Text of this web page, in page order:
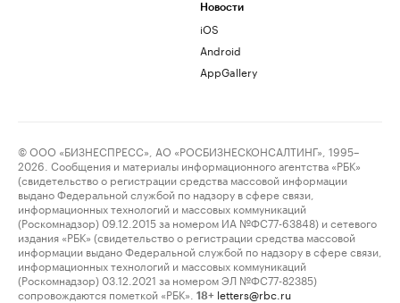
Новости
iOS
Android
AppGallery
© ООО «БИЗНЕСПРЕСС», АО «РОСБИЗНЕСКОНСАЛТИНГ», 1995–
2026. Сообщения и материалы информационного агентства «РБК»
(свидетельство о регистрации средства массовой информации
выдано Федеральной службой по надзору в сфере связи,
информационных технологий и массовых коммуникаций
(Роскомнадзор) 09.12.2015 за номером ИА №ФС77-63848) и сетевого
издания «РБК» (свидетельство о регистрации средства массовой
информации выдано Федеральной службой по надзору в сфере связи,
информационных технологий и массовых коммуникаций
(Роскомнадзор) 03.12.2021 за номером ЭЛ №ФС77-82385)
сопровождаются пометкой «РБК».
18+ letters@rbc.ru